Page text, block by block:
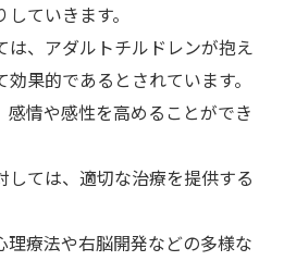
ていきます。
は、アダルトチルドレンが抱え
果的であるとされています。
情や感性を高めることができ
しては、適切な治療を提供する
理療法や右脳開発などの多様な